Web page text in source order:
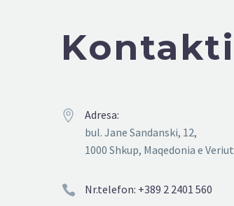
Kontakti


Adresa:
bul. Jane Sandanski, 12,
1000 Shkup, Maqedonia e Veriut


Nr.telefon: +389 2 2401 560